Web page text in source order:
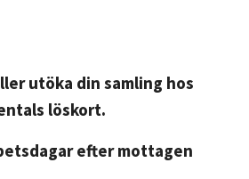
utöka din samling hos
löskort.
efter mottagen